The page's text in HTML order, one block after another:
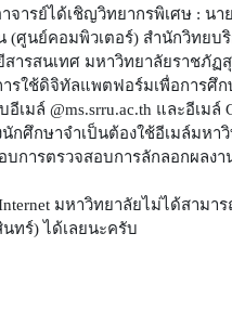
ารย์ได้เชิญวิทยากรพิเศษ : นาย
(ศูนย์คอมพิวเตอร์) สำนักวิทยบ
สารสนเทศ มหาวิทยาลัยราชภัฏ
ารใช้ดิจิทัลแพตฟอร์มเพื่อการศึก
อีเมล์ @ms.srru.ac.th และอีเมล์
นักศึกษาจำเป็นต้องใช้อีเมล์มหา
บการตรวจสอบการลักลอกผลงา
มหาวิทยาลัยไม่ได้สามาร
ทร์) ได้เลยนะครับ